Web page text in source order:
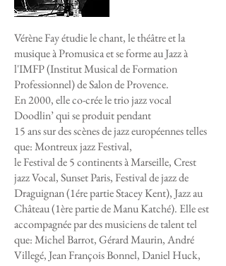
Vérène Fay étudie le chant, le théâtre et la
musique à Promusica et se forme au Jazz à
l'IMFP (Institut Musical de Formation
Professionnel) de Salon de Provence.
En 2000, elle co-crée le trio jazz vocal
Doodlin’ qui se produit pendant
15 ans sur des scènes de jazz européennes telles
que: Montreux jazz Festival,
le Festival de 5 continents à Marseille, Crest
jazz Vocal, Sunset Paris, Festival de jazz de
Draguignan (1ére partie Stacey Kent), Jazz au
Château (1ère partie de Manu Katché). Elle est
accompagnée par des musiciens de talent tel
que: Michel Barrot, Gérard Maurin, André
Villegé, Jean François Bonnel, Daniel Huck,